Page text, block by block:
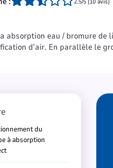
absorption eau / bromure
d’air. En parallèle le
du
à absorption